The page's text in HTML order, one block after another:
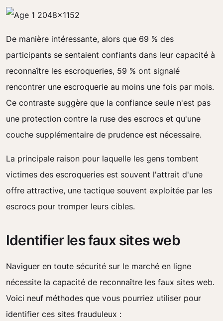
De manière intéressante, alors que 69 % des
participants se sentaient confiants dans leur capacité à
reconnaître les escroqueries, 59 % ont signalé
rencontrer une escroquerie au moins une fois par mois.
Ce contraste suggère que la confiance seule n'est pas
une protection contre la ruse des escrocs et qu'une
couche supplémentaire de prudence est nécessaire.
La principale raison pour laquelle les gens tombent
victimes des escroqueries est souvent l'attrait d'une
offre attractive, une tactique souvent exploitée par les
escrocs pour tromper leurs cibles.
Identifier les faux sites web
Naviguer en toute sécurité sur le marché en ligne
nécessite la capacité de reconnaître les faux sites web.
Voici neuf méthodes que vous pourriez utiliser pour
identifier ces sites frauduleux :